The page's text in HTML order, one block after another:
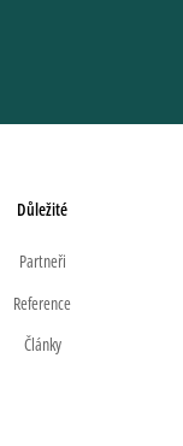
Důležité
Partneři
Reference
Články